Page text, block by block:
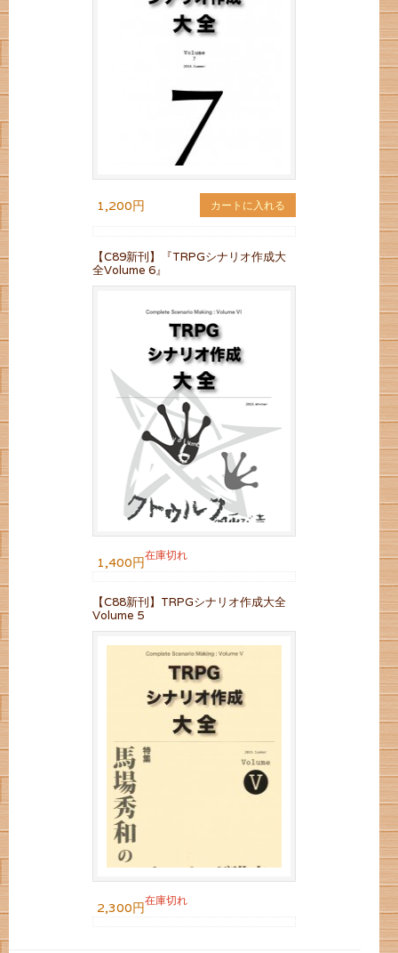
1,200円 カートに入れる
【C89新刊】『TRPGシナリオ作成大
全Volume 6』
1,400円在庫切れ
【C88新刊】TRPGシナリオ作成大全
Volume 5
2,300円在庫切れ